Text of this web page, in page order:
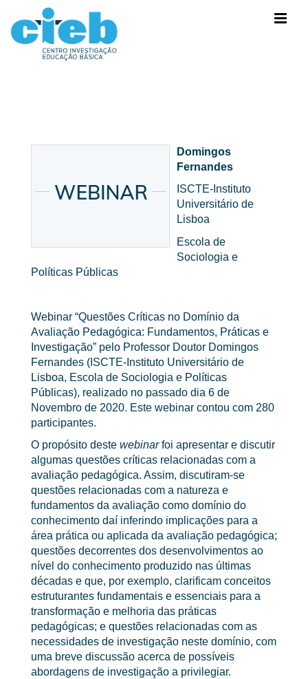
Domingos
Fernandes
ISCTE-Instituto
Universitário de
Lisboa
Escola de
Sociologia e
Políticas Públicas
Webinar “Questões Críticas no Domínio da
Avaliação Pedagógica: Fundamentos, Práticas e
Investigação” pelo Professor Doutor Domingos
Fernandes (ISCTE-Instituto Universitário de
Lisboa, Escola de Sociologia e Políticas
Públicas), realizado no passado dia 6 de
Novembro de 2020. Este webinar contou com 280
participantes.
O propósito deste webinarfoi apresentar e discutir
algumas questões críticas relacionadas com a
avaliação pedagógica. Assim, discutiram-se
questões relacionadas com a natureza e
fundamentos da avaliação como domínio do
conhecimento daí inferindo implicações para a
área prática ou aplicada da avaliação pedagógica;
questões decorrentes dos desenvolvimentos ao
nível do conhecimento produzido nas últimas
décadas e que, por exemplo, clarificam conceitos
estruturantes fundamentais e essenciais para a
transformação e melhoria das práticas
pedagógicas; e questões relacionadas com as
necessidades de investigação neste domínio, com
uma breve discussão acerca de possíveis
abordagens de investigação a privilegiar.